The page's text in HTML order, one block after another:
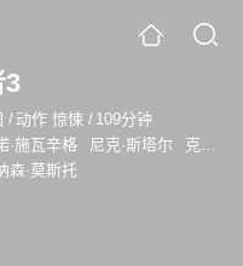
3
/ 动作 惊悚 / 109分钟
·施瓦辛格 尼克·斯塔尔
克莱尔·丹尼斯
森·莫斯托